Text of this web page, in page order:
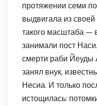
протяжении семи
выдвигала из
такого масштаба —
занимали пост
смерти раби Йеуды
занял внук,
Несиа. И только
истощилась: